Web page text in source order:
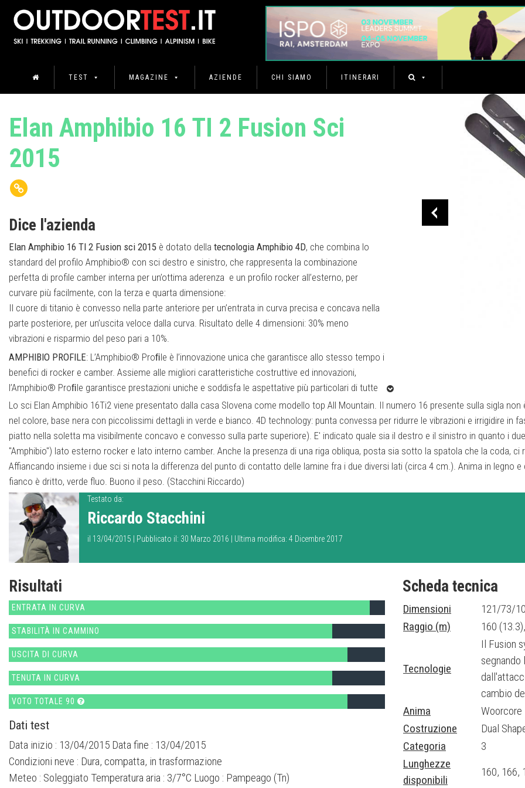
TEST MAGAZINE AZIENDE CHI SIAMO ITINERARI
Elan Amphibio 16 TI 2 Fusion Sci
2015
Dice l'azienda
Elan Amphibio 16 TI 2 Fusion sci 2015 è dotato della tecnologia Amphibio 4D, che combina lo
standard del profilo Amphibio® con sci destro e sinistro, che rappresenta la combinazione
perfetta di profile camber interna per un’ottima aderenza e un profilo rocker all’esterno, per
curvare più facilmente, con la terza e quarta dimensione:
Il cuore di titanio è convesso nella parte anteriore per un’entrata in curva precisa e concava nella
parte posteriore, per un’uscita veloce dalla curva. Risultato delle 4 dimensioni: 30% meno
vibrazioni e risparmio del peso pari a 10%.
AMPHIBIO PROFILE: L’Amphibio® Proﬁle è l’innovazione unica che garantisce allo stesso tempo i
benefici di rocker e camber. Assieme alle migliori caratteristiche costruttive ed innovazioni,
l’Amphibio® Proﬁle garantisce prestazioni uniche e soddisfa le aspettative più particolari di tutte
le tipologie di sciatori e su tipi di terreni.
RST Sidewall:RST è la costruzione a fianchi dritti in materialeABSsopra le lamine dalla punta alla
coda. La costruzione a fianchi diritti offre la trasmissione immediata della potenza dai piedi dello
sciatore alle lamine, per controllo e stabilità alle massime velocità e assicura accelerazione
all'uscita delle curve.
Response Frame Woodcore:E' un'unica ed innovativa costruzione laminata in legno da punta a
coda che garantisce una trasmissione diretta della potenza ed un' ottimale stabilità torsionale
grazie alla combinazione di un legno più duro intorno ad un nucleo più morbido.
Dual Shaped Ti2:
L'anima in legno è avvolta da due strati di titanio. Il dual Ti potenzia lo sci
incrementando il controllo degli spigoli in tutte le condizioni di neve, assicura caratteristiche di flex
ottimali e reattività superiore.
Lo sci Elan Amphibio 16Ti2 viene presentato dalla casa Slovena come modello top All Mountain. Il numero 16 presente sulla sigla
nel colore, base nera con piccolissimi dettagli in verde e bianco. 4D technology: punta convessa per ridurre le vibrazioni e irrigidire in
piatto nella soletta ma visibilmente concavo e convesso sulla parte superiore). E' indicato quale sia il destro e il sinistro in quanto i
"Amphibio") lato esterno rocker e lato interno camber. Anche la presenza di una riga obliqua, posta sia sotto la spatola che la coda,
Affiancando insieme i due sci si nota la differenza del punto di contatto delle lamine fra i due diversi lati (circa 4 cm.). Anima in legno
fianco è dritto, verde fluo. Buono il peso. (Stacchini Riccardo)
Testato da:
Riccardo Stacchini
il 13/04/2015 | Pubblicato il: 30 Marzo 2016 | Ultima modifica: 4 Dicembre 2017
Risultati
ENTRATA IN CURVA
STABILITÀ IN CAMMINO
USCITA DI CURVA
TENUTA IN CURVA
VOTO TOTALE 90
Dati test
Data inizio : 13/04/2015 Data fine : 13/04/2015
Condizioni neve : Dura, compatta, in trasformazione
Meteo : Soleggiato Temperatura aria : 3/7°C Luogo : Pampeago (Tn)
Scheda tecnica
Dimensioni
121/73/
Raggio (m)
160
Tecnologie
Il Fusion
cambio
Anima
Woorcore
Costruzione
Dual
Categoria
3
Lunghezze
disponibili
160, 166,